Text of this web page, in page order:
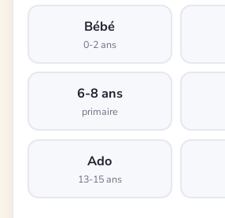
Bébé
0-2 ans
6-8 ans
primaire
Ado
13-15 ans